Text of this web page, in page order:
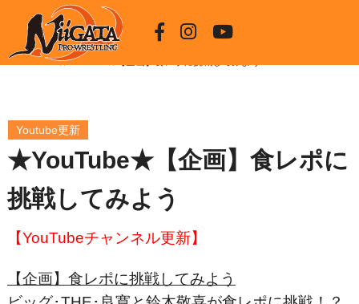
HOME ★YouTube★【企画】食レポに挑戦してみよう
Youtube更新
★YouTube★【企画】食レポに
挑戦してみよう
【YouTubeチャンネル更新】
【企画】食レポに挑戦してみよう